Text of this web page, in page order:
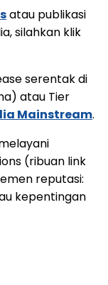
atau publikasi
silahkan klik
serentak di
atau Tier
Mainstream.
(ribuan link
reputasi:
kepentingan